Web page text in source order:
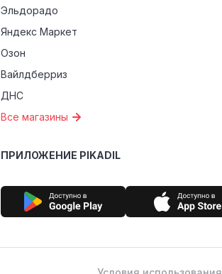
Эльдорадо
Яндекс Маркет
Озон
Вайлдберриз
ДНС
Все магазины
ПРИЛОЖЕНИЕ PIKADIL